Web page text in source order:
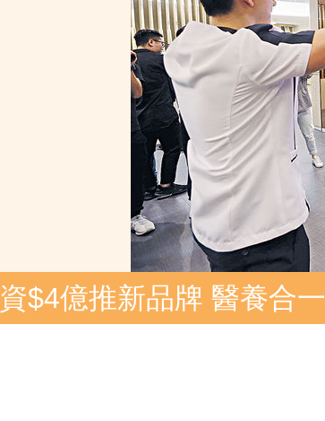
$4億推新品牌 醫養合一